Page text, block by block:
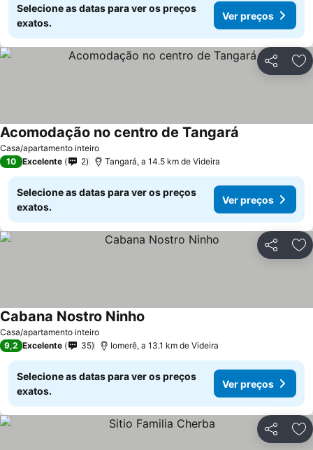
Selecione as datas para ver os preços
exatos.
Ver preços
Partilhar
Casa/apartamento inteiro
Acomodação no centro de Tangará
10 Excelente 2 Tangará, a 14.5 km de Videira
Selecione as datas para ver os preços
exatos.
Ver preços
Partilhar
Casa/apartamento inteiro
Cabana Nostro Ninho
9,2 Excelente 35 Iomerê, a 13.1 km de Videira
Selecione as datas para ver os preços
exatos.
Ver preços
Partilhar